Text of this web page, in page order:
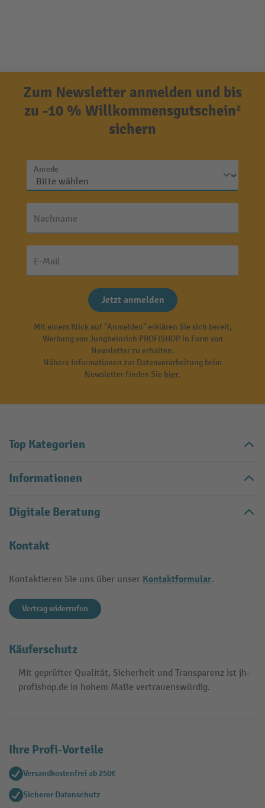
Zum Newsletter anmelden und bis
zu -10 % Willkommensgutschein²
sichern
Anrede
Nachname
E-Mail
Jetzt anmelden
Mit einem Klick auf "Anmelden" erklären Sie sich bereit,
Werbung von Jungheinrich PROFISHOP in Form von
Newsletter zu erhalten.
Nähere Informationen zur Datenverarbeitung beim
Newsletter finden Sie hier.
Top Kategorien
Informationen
Digitale Beratung
Kontakt
Kontaktieren Sie uns über unser Kontaktformular.
Vertrag widerrufen
Käuferschutz
Mit geprüfter Qualität, Sicherheit und Transparenz ist jh-
profishop.de in hohem Maße vertrauenswürdig.
Ihre Profi-Vorteile
Versandkostenfrei ab 250€
Sicherer Datenschutz